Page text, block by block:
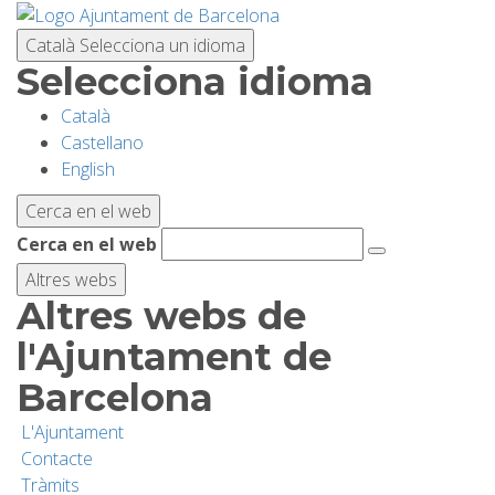
Català Selecciona un idioma
Selecciona idioma
Català
Castellano
English
Cerca en el web
Cerca en el web
Altres webs
Altres webs de
l'Ajuntament de
Barcelona
L'Ajuntament
Contacte
Tràmits
Vés
contingut
PLANIFICA LA VISITA
BIODIVERSITAT
ACTIVITATS
ESCOLES
RECERCA I CONSERVACIÓ
SOSTENIBILITAT